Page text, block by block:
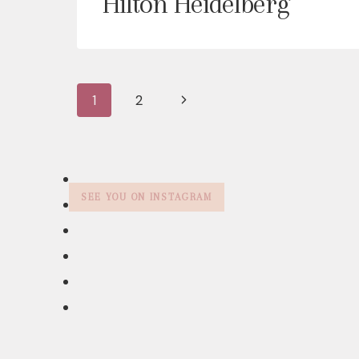
Seitennavigation
1 2
Nächste
SEE YOU ON INSTAGRAM